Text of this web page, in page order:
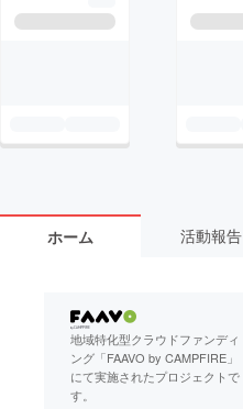
ホーム 活動報告
地域特化型クラウドファンディ
ング「FAAVO by CAMPFIRE」
にて実施されたプロジェクトで
す。